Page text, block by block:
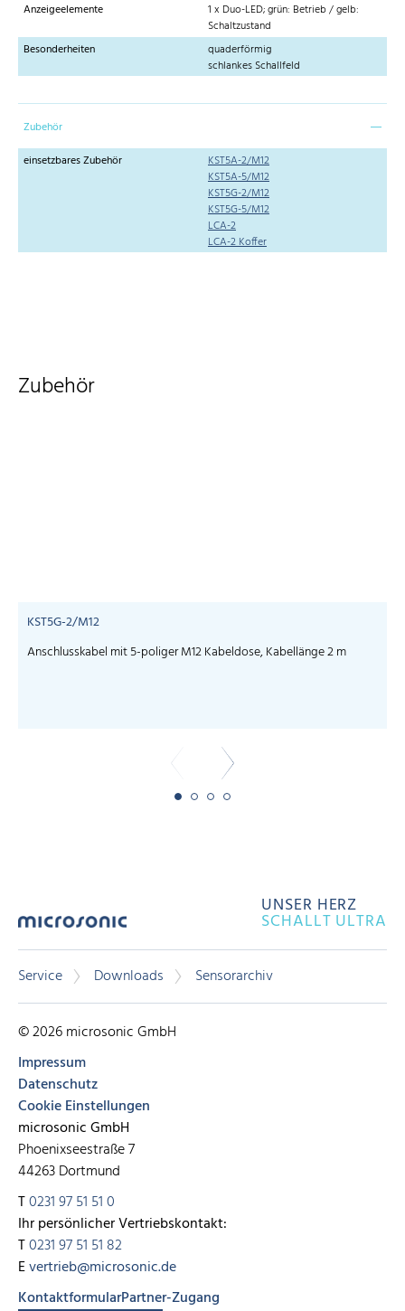
Anzeigeelemente
1 x Duo-LED; grün: Betrieb / gelb:
Schaltzustand
Besonderheiten
quaderförmig
schlankes Schallfeld
Zubehör
einsetzbares Zubehör
KST5A-2/M12
KST5A-5/M12
KST5G-2/M12
KST5G-5/M12
LCA-2
LCA-2 Koffer
Zubehör
KST5G-2/M12
Anschlusskabel mit 5-poliger M12 Kabeldose, Kabellänge 2 m
UNSER HERZ
SCHALLT ULTRA
Service Downloads Sensorarchiv
© 2026 microsonic GmbH
Impressum
Datenschutz
Cookie Einstellungen
microsonic GmbH
Phoenixseestraße 7
44263 Dortmund
T0231 97 51 51 0
Ihr persönlicher Vertriebskontakt:
T0231 97 51 51 82
Evertrieb@microsonic.de
KontaktformularPartner-Zugang